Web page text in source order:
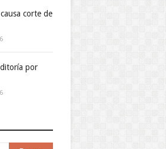
corte de
por